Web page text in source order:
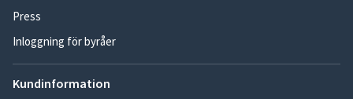
Press
Inloggning för byråer
Kundinformation